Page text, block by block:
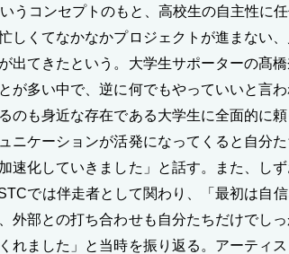
うコンセプトのもと、高校生の自主性に
しくてなかなかプロジェクトが進まない
出てきたという。大学生サポーターの髙
が多い中で、逆に何でもやっていいと言
のも身近な存在である大学生に全面的に
ニケーションが活発になってくると自分
速化していきました」と話す。また、し
では伴走者として関わり、「最初は自
外部との打ち合わせも自分たちだけでし
れました」と当時を振り返る。アーティ